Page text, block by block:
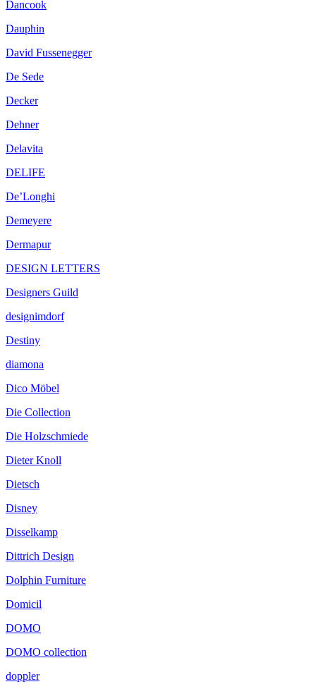
Dancook
Dauphin
David Fussenegger
De Sede
Decker
Dehner
Delavita
DELIFE
De’Longhi
Demeyere
Dermapur
DESIGN LETTERS
Designers Guild
designimdorf
Destiny
diamona
Dico Möbel
Die Collection
Die Holzschmiede
Dieter Knoll
Dietsch
Disney
Disselkamp
Dittrich Design
Dolphin Furniture
Domicil
DOMO
DOMO collection
doppler